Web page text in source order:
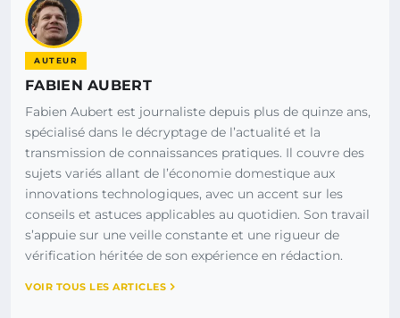
AUTEUR
FABIEN AUBERT
Fabien Aubert est journaliste depuis plus de quinze ans,
spécialisé dans le décryptage de l’actualité et la
transmission de connaissances pratiques. Il couvre des
sujets variés allant de l’économie domestique aux
innovations technologiques, avec un accent sur les
conseils et astuces applicables au quotidien. Son travail
s’appuie sur une veille constante et une rigueur de
vérification héritée de son expérience en rédaction.
VOIR TOUS LES ARTICLES